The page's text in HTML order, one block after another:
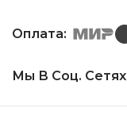
Оплата:
Мы В Соц. Сетях